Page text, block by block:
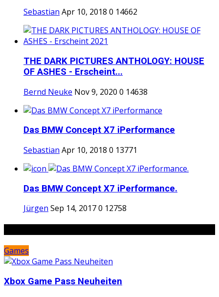
Sebastian Apr 10, 2018 0 14662
THE DARK PICTURES ANTHOLOGY: HOUSE
OF ASHES - Erscheint...
Bernd Neuke Nov 9, 2020 0 14638
Das BMW Concept X7 iPerformance
Sebastian Apr 10, 2018 0 13771
Das BMW Concept X7 iPerformance.
Jürgen Sep 14, 20170 12758
Games
Xbox Game Pass Neuheiten